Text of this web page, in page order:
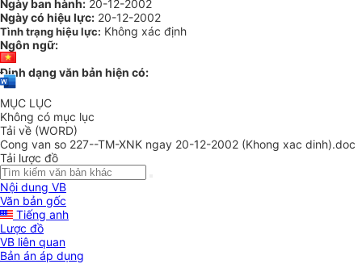
Ngày ban hành: 20-12-2002
Ngày có hiệu lực: 20-12-2002
Tình trạng hiệu lực: Không xác định
Ngôn ngữ:
Định dạng văn bản hiện có:
MỤC LỤC
Không có mục lục
Tải về (WORD)
Cong van so 227--TM-XNK ngay 20-12-2002 (Khong xac dinh).doc
Tải lược đồ
Nội dung VB
Văn bản gốc
Tiếng anh
Lược đồ
VB liên quan
Bản án áp dụng